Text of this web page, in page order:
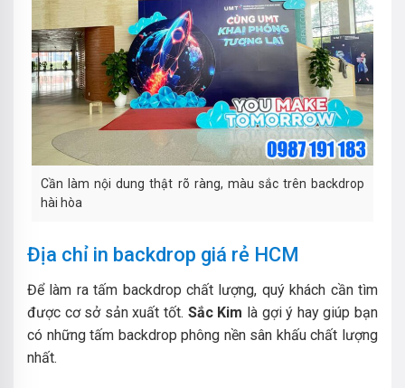
Cần làm nội dung thật rõ ràng, màu sắc trên backdrop
hài hòa
Địa chỉ in backdrop giá rẻ HCM
Để làm ra tấm backdrop chất lượng, quý khách cần tìm
được cơ sở sản xuất tốt. Sắc Kim là gợi ý hay giúp bạn
có những tấm backdrop phông nền sân khấu chất lượng
nhất.